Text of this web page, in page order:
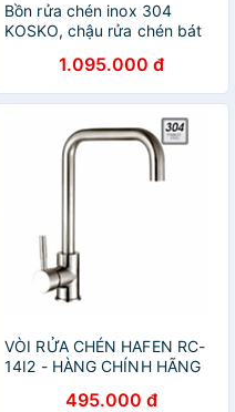
Bồn rửa chén inox 304
KOSKO, chậu rửa chén bát
nhiều loại vòi nước rửa chén
1.095.000 đ
VÒI RỬA CHÉN HAFEN RC-
14I2 - HÀNG CHÍNH HÃNG
495.000 đ